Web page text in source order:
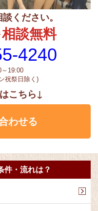
ください。
相談無料
4240
19:00
祝祭日除く)
こちら↓
わせる
件・流れは？